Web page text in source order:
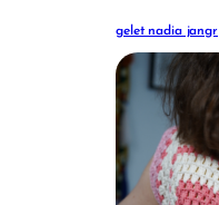
gelet nadia jangr